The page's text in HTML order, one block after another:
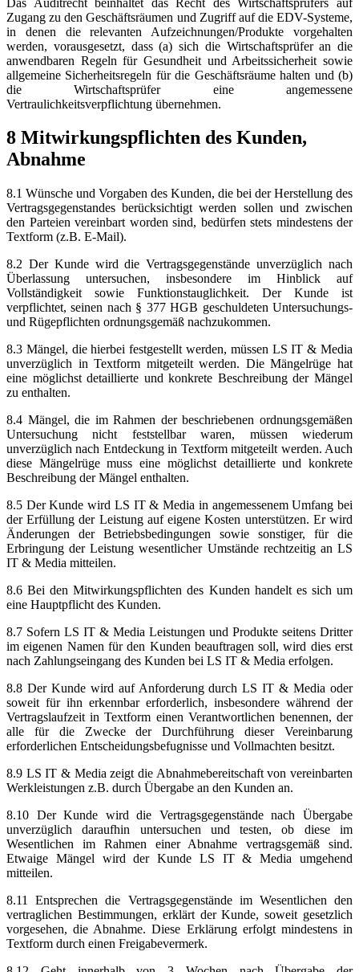
Zugang zu den Geschäftsräumen und Zugriff auf die EDV-Systeme,
in denen die relevanten Aufzeichnungen/Produkte vorgehalten
werden, vorausgesetzt, dass (a) sich die Wirtschaftsprüfer an die
anwendbaren Regeln für Gesundheit und Arbeitssicherheit sowie
allgemeine Sicherheitsregeln für die Geschäftsräume halten und (b)
die Wirtschaftsprüfer eine angemessene
Vertraulichkeitsverpflichtung übernehmen.
8 Mitwirkungspflichten des Kunden,
Abnahme
8.1 Wünsche und Vorgaben des Kunden, die bei der Herstellung des
Vertragsgegenstandes berücksichtigt werden sollen und zwischen
den Parteien vereinbart worden sind, bedürfen stets mindestens der
Textform (z.B. E-Mail).
8.2 Der Kunde wird die Vertragsgegenstände unverzüglich nach
Überlassung untersuchen, insbesondere im Hinblick auf
Vollständigkeit sowie Funktionstauglichkeit. Der Kunde ist
verpflichtet, seinen nach § 377 HGB geschuldeten Untersuchungs-
und Rügepflichten ordnungsgemäß nachzukommen.
8.3 Mängel, die hierbei festgestellt werden, müssen LS IT & Media
unverzüglich in Textform mitgeteilt werden. Die Mängelrüge hat
eine möglichst detaillierte und konkrete Beschreibung der Mängel
zu enthalten.
8.4 Mängel, die im Rahmen der beschriebenen ordnungsgemäßen
Untersuchung nicht feststellbar waren, müssen wiederum
unverzüglich nach Entdeckung in Textform mitgeteilt werden. Auch
diese Mängelrüge muss eine möglichst detaillierte und konkrete
Beschreibung der Mängel enthalten.
8.5 Der Kunde wird LS IT & Media in angemessenem Umfang bei
der Erfüllung der Leistung auf eigene Kosten unterstützen. Er wird
Änderungen der Betriebsbedingungen sowie sonstiger, für die
Erbringung der Leistung wesentlicher Umstände rechtzeitig an LS
IT & Media mitteilen.
8.6 Bei den Mitwirkungspflichten des Kunden handelt es sich um
eine Hauptpflicht des Kunden.
8.7 Sofern LS IT & Media Leistungen und Produkte seitens Dritter
im eigenen Namen für den Kunden beauftragen soll, wird dies erst
nach Zahlungseingang des Kunden bei LS IT & Media erfolgen.
8.8 Der Kunde wird auf Anforderung durch LS IT & Media oder
soweit für ihn erkennbar erforderlich, insbesondere während der
Vertragslaufzeit in Textform einen Verantwortlichen benennen, der
alle für die Zwecke der Durchführung dieser Vereinbarung
erforderlichen Entscheidungsbefugnisse und Vollmachten besitzt.
8.9 LS IT & Media zeigt die Abnahmebereitschaft von vereinbarten
Werkleistungen z.B. durch Übergabe an den Kunden an.
8.10 Der Kunde wird die Vertragsgegenstände nach Übergabe
unverzüglich daraufhin untersuchen und testen, ob diese im
Wesentlichen im Rahmen einer Abnahme vertragsgemäß sind.
Etwaige Mängel wird der Kunde LS IT & Media umgehend
mitteilen.
8.11 Entsprechen die Vertragsgegenstände im Wesentlichen den
vertraglichen Bestimmungen, erklärt der Kunde, soweit gesetzlich
vorgesehen, die Abnahme. Diese Erklärung erfolgt mindestens in
Textform durch einen Freigabevermerk.